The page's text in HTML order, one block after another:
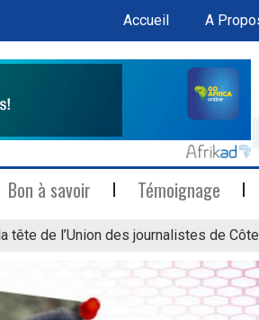
Accueil A
Bon à savoir Témoignage
tête de l’Union des journalistes de